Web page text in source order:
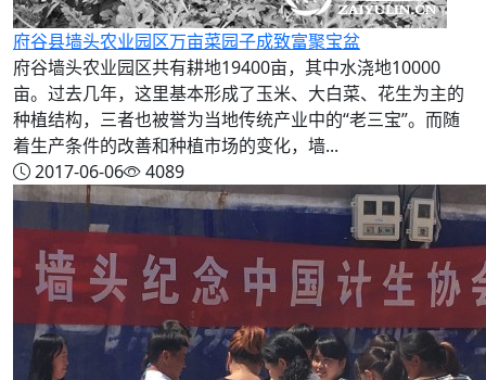
府谷县墙头农业园区万亩菜园子成致富聚宝盆
府谷墙头农业园区共有耕地19400亩，其中水浇地10000
亩。过去几年，这里基本形成了玉米、大白菜、花生为主的
种植结构，三者也被誉为当地传统产业中的“老三宝”。而随
着生产条件的改善和种植市场的变化，墙...
2017-06-06
4089